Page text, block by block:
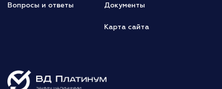
Вопросы и ответы Документы
Карта сайта